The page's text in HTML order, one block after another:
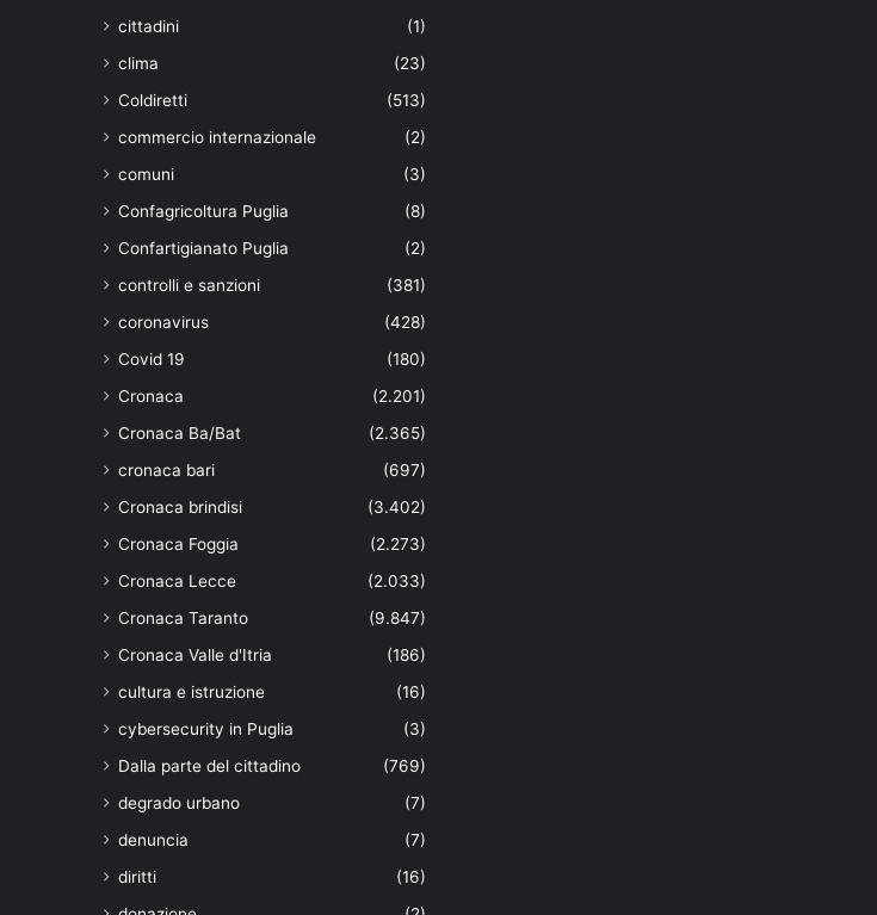
cittadini
(1)
clima
(23)
Coldiretti
(513)
commercio internazionale
(2)
comuni
(3)
Confagricoltura Puglia
(8)
Confartigianato Puglia
(2)
controlli e sanzioni
(381)
coronavirus
(428)
Covid 19
(180)
Cronaca
(2.201)
Cronaca Ba/Bat
(2.365)
cronaca bari
(697)
Cronaca brindisi
(3.402)
Cronaca Foggia
(2.273)
Cronaca Lecce
(2.033)
Cronaca Taranto
(9.847)
Cronaca Valle d'Itria
(186)
cultura e istruzione
(16)
cybersecurity in Puglia
(3)
Dalla parte del cittadino
(769)
degrado urbano
(7)
denuncia
(7)
diritti
(16)